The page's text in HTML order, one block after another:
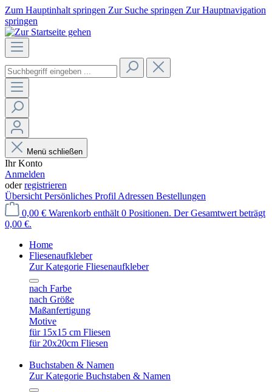
Zum Hauptinhalt springen Zur Suche springen Zur Hauptnavigation
springen
Menü schließen
Ihr Konto
Anmelden
oderregistrieren
Übersicht Persönliches Profil Adressen Bestellungen
0,00 € Warenkorb enthält 0 Positionen. Der Gesamtwert beträgt
0,00 €.
Home
Fliesenaufkleber
Zur Kategorie Fliesenaufkleber
nach Farbe
nach Größe
Maßanfertigung
Motive
für 15x15 cm Fliesen
für 20x20cm Fliesen
Buchstaben & Namen
Zur Kategorie Buchstaben & Namen